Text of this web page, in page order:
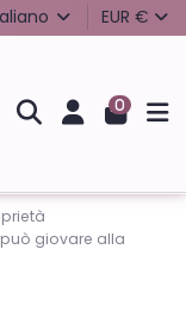
EUR €
0
giovare alla